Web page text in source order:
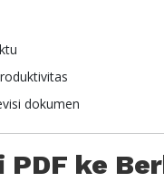
dokumen
PDF ke